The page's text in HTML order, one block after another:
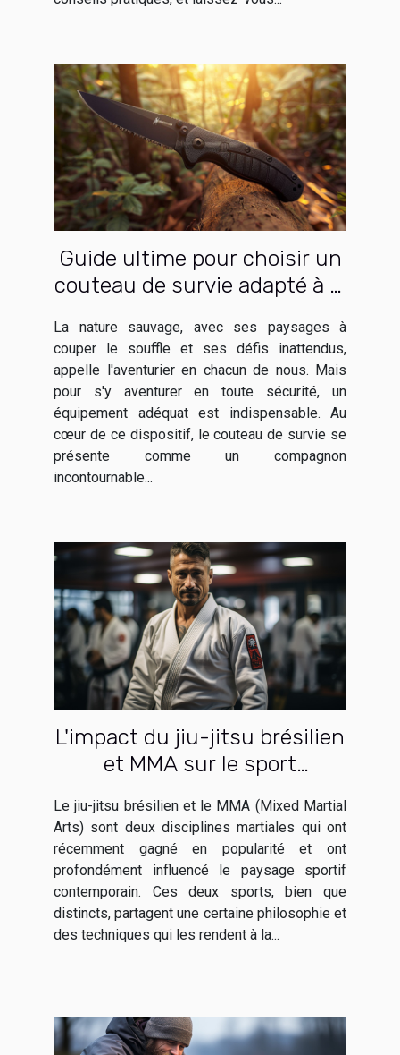
Guide ultime pour choisir un
couteau de survie adapté à la
La nature sauvage, avec ses paysages à
couper le souffle et ses défis inattendus,
appelle l'aventurier en chacun de nous. Mais
pour s'y aventurer en toute sécurité, un
équipement adéquat est indispensable. Au
cœur de ce dispositif, le couteau de survie se
présente comme un compagnon
incontournable...
L'impact du jiu-jitsu brésilien
et MMA sur le sport
Le jiu-jitsu brésilien et le MMA (Mixed Martial
Arts) sont deux disciplines martiales qui ont
récemment gagné en popularité et ont
profondément influencé le paysage sportif
contemporain. Ces deux sports, bien que
distincts, partagent une certaine philosophie et
des techniques qui les rendent à la...